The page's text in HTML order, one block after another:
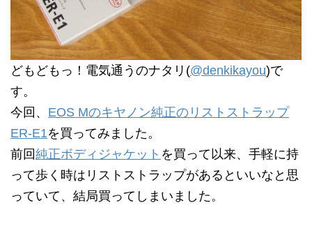
どもどもっ！電気通うのナタリ(@denkikayou)で
す。
今回、 EOS Mのキヤノン純正のリストストラップ
ER-E1を買ってみました。
前回純正ボディジャケット を買って以来、手軽に持
って歩く時はリストストラップがあるといいなと思
っていて、結局買ってしまいました。